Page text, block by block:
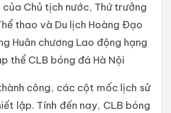
của Chủ tịch nước, Thứ trưởng
thao và Du lịch Hoàng Đạo
Huân chương Lao động hạng
thể CLB bóng đá Hà Nội
công, các cột mốc lịch sử
lập. Tính đến nay, CLB bóng